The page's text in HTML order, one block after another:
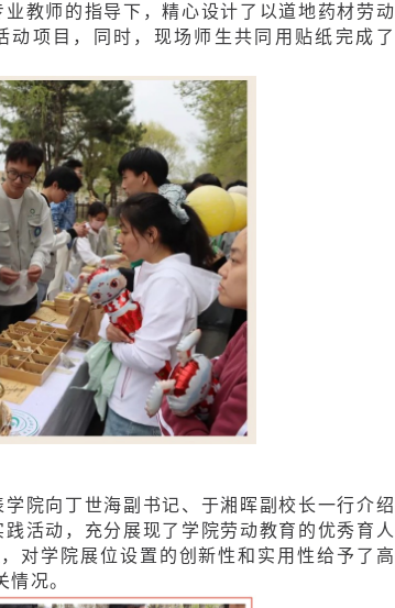
教师的指导下，精心设计了以道地药材劳动
项目，同时，现场师生共同用贴纸完成了
院向丁世海副书记、于湘晖副校长一行介绍
活动，充分展现了学院劳动教育的优秀育人
对学院展位设置的创新性和实用性给予了高
况。